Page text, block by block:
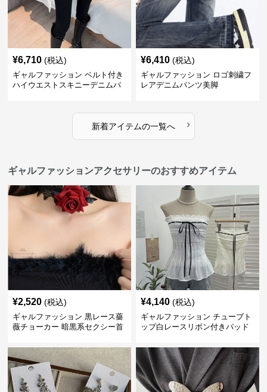
¥6,710 (税込)
ギャルファッション ベルト付き
ハイウエストスキニーデニムパ
¥6,410 (税込)
ギャルファッション ロゴ刺繍フ
レアデニムパンツ美脚
新着アイテムの一覧へ ›
ギャルファッションアクセサリーのおすすめアイテム
¥2,520 (税込)
ギャルファッション 黒レース薔
薇チョーカー 暗黒系セクシー首
¥4,140 (税込)
ギャルファッション チューブト
ップ白レースリボン付きパッド